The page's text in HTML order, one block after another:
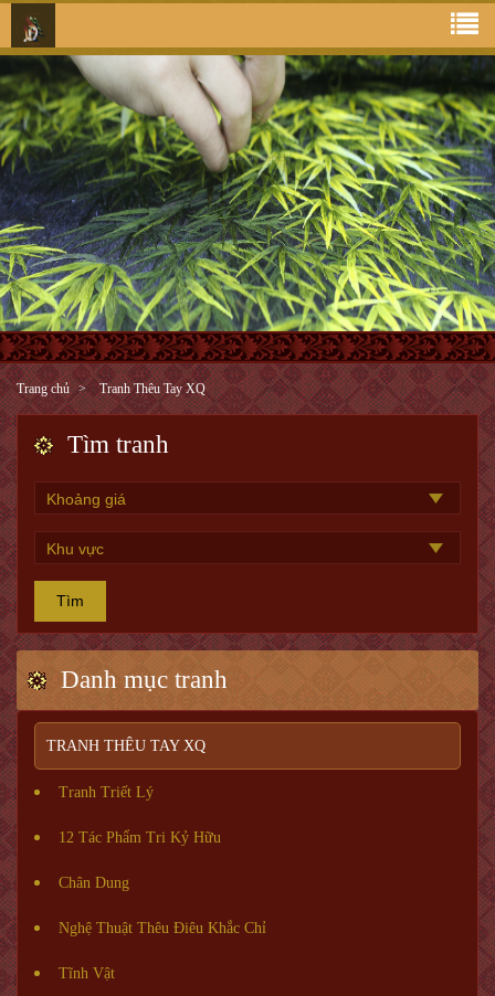
Trang chủ Tranh Thêu Tay XQ
Tìm tranh
Tìm
Danh mục tranh
TRANH THÊU TAY XQ
Tranh Triết Lý
12 Tác Phẩm Tri Kỷ Hữu
Chân Dung
Nghệ Thuật Thêu Điêu Khắc Chỉ
Tĩnh Vật